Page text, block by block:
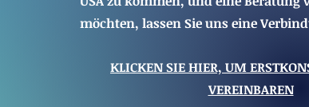
möchten, lassen Sie uns eine
KLICKEN SIE HIER, UM
VEREINBAREN